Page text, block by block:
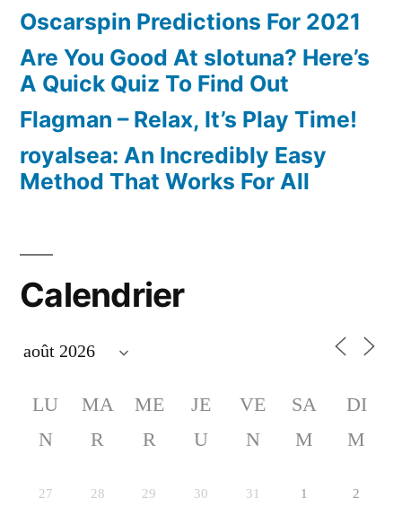
Oscarspin Predictions For 2021
Are You Good At slotuna? Here’s
A Quick Quiz To Find Out
Flagman – Relax, It’s Play Time!
royalsea: An Incredibly Easy
Method That Works For All
Calendrier
LU
N
MA
R
ME
R
JE
U
VE
N
SA
M
DI
M
27 28 29 30 31 1 2